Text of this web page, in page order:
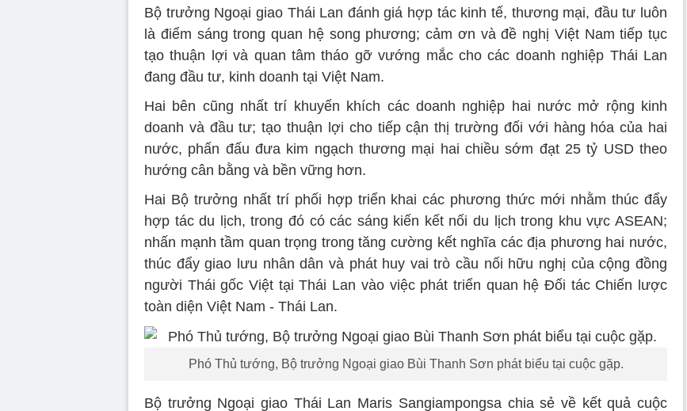
Bộ trưởng Ngoại giao Thái Lan đánh giá hợp tác kinh tế, thương mại, đầu tư luôn
là điểm sáng trong quan hệ song phương; cảm ơn và đề nghị Việt Nam tiếp tục
tạo thuận lợi và quan tâm tháo gỡ vướng mắc cho các doanh nghiệp Thái Lan
đang đầu tư, kinh doanh tại Việt Nam.
Hai bên cũng nhất trí khuyến khích các doanh nghiệp hai nước mở rộng kinh
doanh và đầu tư; tạo thuận lợi cho tiếp cận thị trường đối với hàng hóa của hai
nước, phấn đấu đưa kim ngạch thương mại hai chiều sớm đạt 25 tỷ USD theo
hướng cân bằng và bền vững hơn.
Hai Bộ trưởng nhất trí phối hợp triển khai các phương thức mới nhằm thúc đẩy
hợp tác du lịch, trong đó có các sáng kiến kết nối du lịch trong khu vực ASEAN;
nhấn mạnh tầm quan trọng trong tăng cường kết nghĩa các địa phương hai nước,
thúc đẩy giao lưu nhân dân và phát huy vai trò cầu nối hữu nghị của cộng đồng
người Thái gốc Việt tại Thái Lan vào việc phát triển quan hệ Đối tác Chiến lược
toàn diện Việt Nam - Thái Lan.
Phó Thủ tướng, Bộ trưởng Ngoại giao Bùi Thanh Sơn phát biểu tại cuộc gặp.
Bộ trưởng Ngoại giao Thái Lan Maris Sangiampongsa chia sẻ về kết quả cuộc